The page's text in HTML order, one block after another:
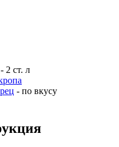
- 2 ст. л
- по вкусу